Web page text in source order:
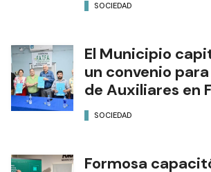
SOCIEDAD
El Municipio
un convenio
de Auxiliares en
SOCIEDAD
Formosa